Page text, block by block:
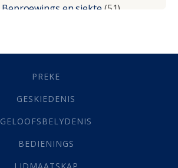
Beproewings en siekte(51)
Geestelike Groei(10)
(21)
Grys Areas(4)
Lewensdoel(3)
Selfondersoek(1)
PREKE
GESKIEDENIS
GELOOFSBELYDENIS
BEDIENINGS
LIDMAATSKAP